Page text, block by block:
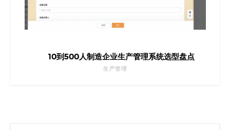
10到500人制造企业生产管理系统选型盘点
生产管理